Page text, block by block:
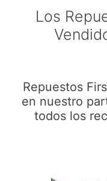
Los
Repuestos
en nuestro
todos los